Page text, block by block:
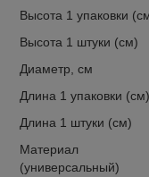
Высота 1 упаковки
Высота 1 штуки (см)
Диаметр, см
Длина 1 упаковки (см)
Длина 1 штуки (см)
Материал
(универсальный)